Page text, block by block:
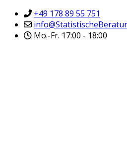
+49 178 89 55 751
Mo.-Fr. 17:00 - 18:00